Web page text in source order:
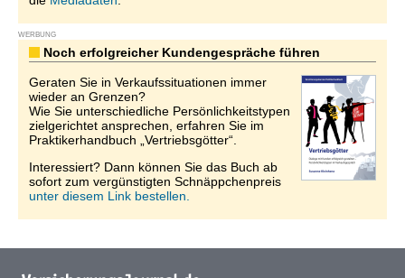
WERBUNG
Noch erfolgreicher Kundengespräche führen
Geraten Sie in Verkaufssituationen immer
wieder an Grenzen?
Wie Sie unterschiedliche Persönlichkeitstypen
zielgerichtet ansprechen, erfahren Sie im
Praktikerhandbuch „Vertriebsgötter“.
Interessiert? Dann können Sie das Buch ab
sofort zum vergünstigten Schnäppchenpreis
unter diesem Link bestellen.